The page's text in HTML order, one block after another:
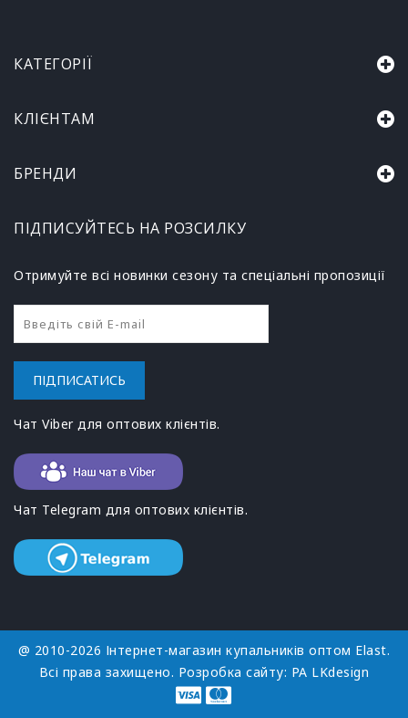
КАТЕГОРІЇ
КЛІЄНТАМ
БРЕНДИ
ПІДПИСУЙТЕСЬ НА РОЗСИЛКУ
Отримуйте всі новинки сезону та спеціальні пропозиції
ПІДПИСАТИСЬ
Чат Viber для оптових клієнтів.
Чат Telegram для оптових клієнтів.
@ 2010-2026 Інтернет-магазин купальників оптом Elast.
Всі права захищено. Розробка сайту: РА LKdesign